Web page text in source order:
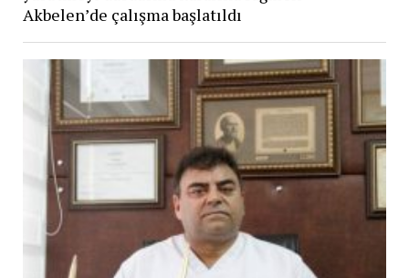
Akbelen’de çalışma başlatıldı